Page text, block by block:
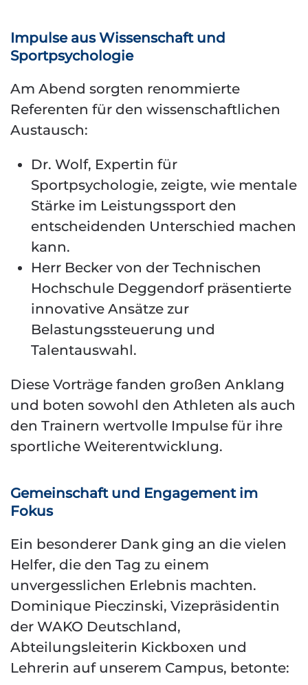
Impulse aus Wissenschaft und
Sportpsychologie
Am Abend sorgten renommierte
Referenten für den wissenschaftlichen
Austausch:
Dr. Wolf, Expertin für
Sportpsychologie, zeigte, wie mentale
Stärke im Leistungssport den
entscheidenden Unterschied machen
kann.
Herr Becker von der Technischen
Hochschule Deggendorf präsentierte
innovative Ansätze zur
Belastungssteuerung und
Talentauswahl.
Diese Vorträge fanden großen Anklang
und boten sowohl den Athleten als auch
den Trainern wertvolle Impulse für ihre
sportliche Weiterentwicklung.
Gemeinschaft und Engagement im
Fokus
Ein besonderer Dank ging an die vielen
Helfer, die den Tag zu einem
unvergesslichen Erlebnis machten.
Dominique Pieczinski, Vizepräsidentin
der WAKO Deutschland,
Abteilungsleiterin Kickboxen und
Lehrerin auf unserem Campus, betonte: